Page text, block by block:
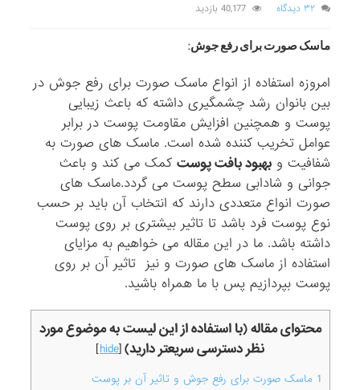
۳۲ دیدگاه
40,177 بازدید
ماسک صورت برای رفع جوش:
امروزه استفاده از انواع ماسک صورت برای رفع جوش در
بین بانوان رشد چشمگیری داشته که باعث زیبایی
پوست و همچنین افزایش مقاومت پوست در برابر
عوامل تخریب کننده شده است. ماسک های صورت به
شفافیت وبهبود بافت پوست کمک می کند و باعث
جوانی و شادابی سطح پوست می گردد.ماسک های
صورت انواع متعددی دارند که انتخاب آن باید بر حسب
نوع پوست فرد باشد تا تاثیر بیشتری بر روی پوست
داشته باشد. ما در این مقاله می خواهیم به مزایای
استفاده از ماسک های صورت و نیز تاثیر آن بر روی
پوست بپردازیم پس با ما همراه باشید.
محتوای مقاله (با استفاده از این لیست به موضوع مورد
نظر دسترسی سریعتر دارید)[
hide
]
1 ماسک صورت برای رفع جوش و تاثیر آن بر پوست